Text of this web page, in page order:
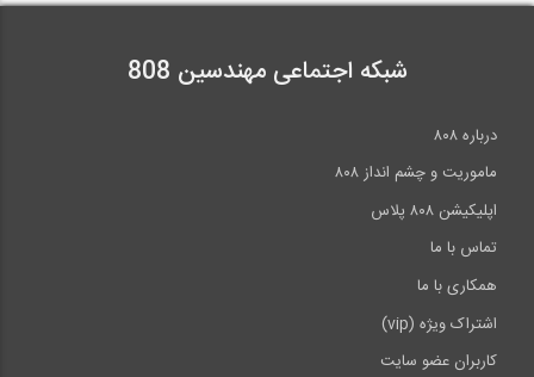
شبکه اجتماعی مهندسین 808
درباره ۸۰۸
ماموریت و چشم انداز ۸۰۸
اپلیکیشن ۸۰۸ پلاس
تماس با ما
همکاری با ما
اشتراک ویژه (vip)
کاربران عضو سایت